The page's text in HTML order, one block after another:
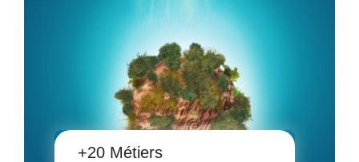
+20 Métiers
Maîtrisez l'art de diriger, innovez avec